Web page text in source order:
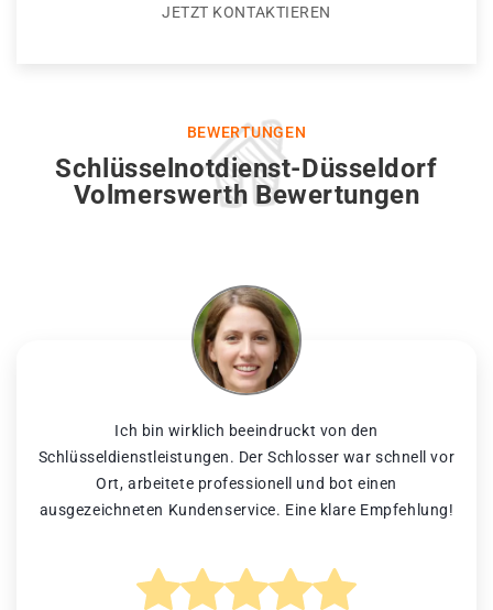
JETZT KONTAKTIEREN
BEWERTUNGEN
Schlüsselnotdienst-Düsseldorf
Volmerswerth Bewertungen
Ich bin wirklich beeindruckt von den
Schlüsseldienstleistungen. Der Schlosser war schnell vor
Ort, arbeitete professionell und bot einen
ausgezeichneten Kundenservice. Eine klare Empfehlung!